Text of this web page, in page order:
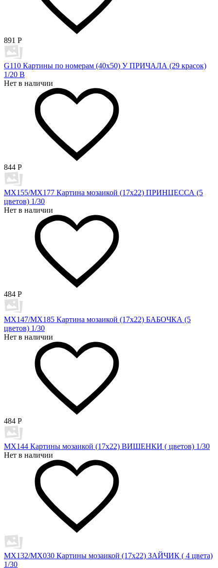
891 Р
G110 Картины по номерам (40х50) У ПРИЧАЛА (29 красок)
1/20 В
Нет в наличии
844 Р
MX155/MX177 Картина мозаикой (17х22) ПРИНЦЕССА (5
цветов) 1/30
Нет в наличии
484 Р
MX147/MX185 Картина мозаикой (17х22) БАБОЧКА (5
цветов) 1/30
Нет в наличии
484 Р
MX144 Картины мозаикой (17х22) ВИШЕНКИ ( цветов) 1/30
Нет в наличии
MX132/MX030 Картины мозаикой (17х22) ЗАЙЧИК ( 4 цвета)
1/30